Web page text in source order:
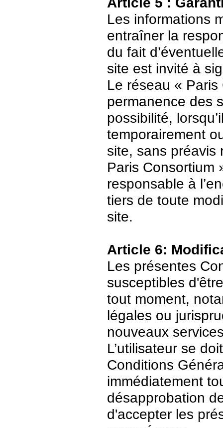
Les informations
entraîner la
du fait
site est invité à
Le réseau «
permanence des
possibilité,
temporairement
site, sans préavis
Paris Consortium
responsable à
tiers de toute
site.
Article 6:
Les présentes
susceptibles
tout moment,
légales ou
nouveaux
L’utilisateur se
Conditions
immédiatement
désapprobation
d'accepter les